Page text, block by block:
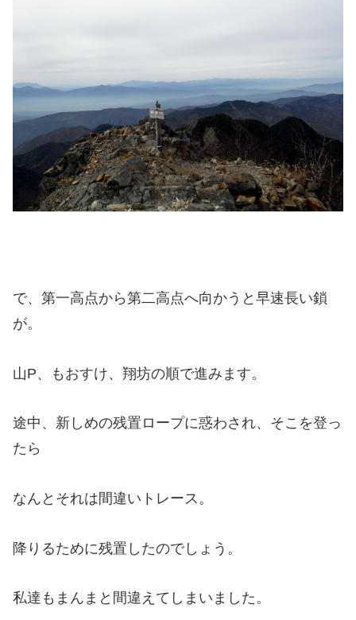
で、第一高点から第二高点へ向かうと早速長い鎖
が。
山P、もおすけ、翔坊の順で進みます。
途中、新しめの残置ロープに惑わされ、そこを登っ
たら
なんとそれは間違いトレース。
降りるために残置したのでしょう。
私達もまんまと間違えてしまいました。